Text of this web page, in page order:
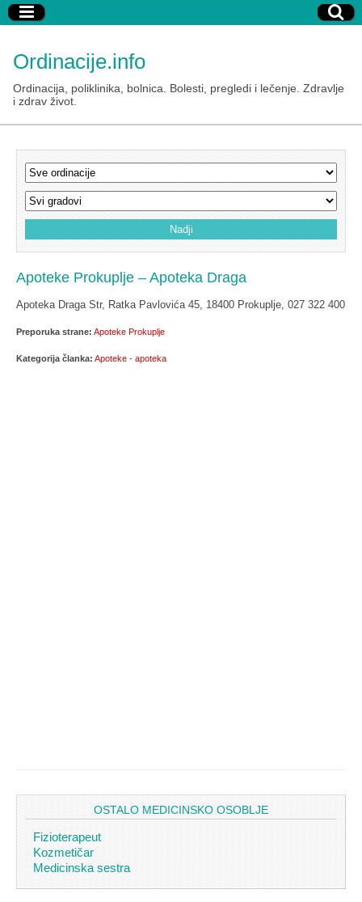
Ordinacije.info
Ordinacija, poliklinika, bolnica. Bolesti, pregledi i lečenje. Zdravlje
i zdrav život.
Apoteke Prokuplje – Apoteka Draga
Apoteka Draga Str, Ratka Pavlovića 45, 18400 Prokuplje, 027 322 400
Preporuka strane: Apoteke Prokuplje
Kategorija članka: Apoteke - apoteka
OSTALO MEDICINSKO OSOBLJE
Fizioterapeut
Kozmetičar
Medicinska sestra